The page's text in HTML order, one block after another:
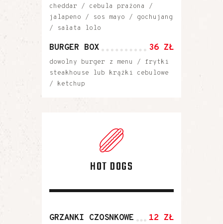
cheddar / cebula prażona /
jalapeno / sos mayo / gochujang
/ sałata lolo
BURGER BOX 36 ZŁ
dowolny burger z menu / frytki
steakhouse lub krążki cebulowe
/ ketchup
HOT DOGS
GRZANKI CZOSNKOWE 12 ZŁ